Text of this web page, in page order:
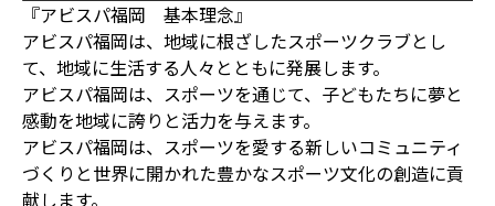
『アビスパ福岡 基本理念』
アビスパ福岡は、地域に根ざしたスポーツクラブとし
て、地域に生活する人々とともに発展します。
アビスパ福岡は、スポーツを通じて、子どもたちに夢と
感動を地域に誇りと活力を与えます。
アビスパ福岡は、スポーツを愛する新しいコミュニティ
づくりと世界に開かれた豊かなスポーツ文化の創造に貢
献します。